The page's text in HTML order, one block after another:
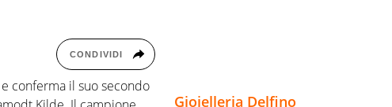
CONDIVIDI
conferma il suo secondo
Gioielleria Delfino